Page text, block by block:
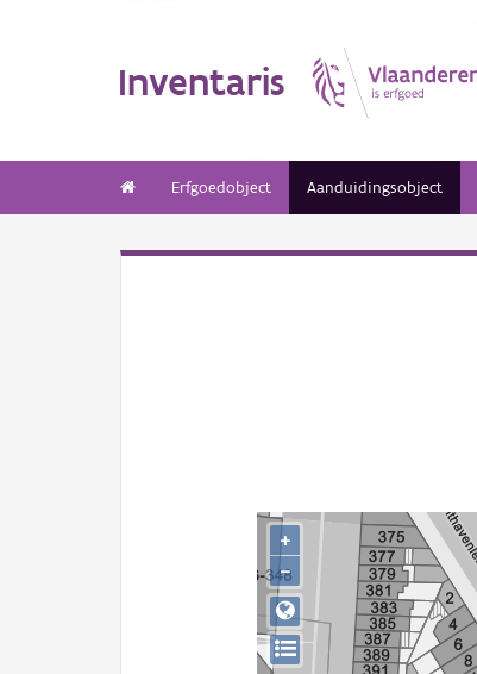
Inventaris
Erfgoedobject Aanduidingsobject
+
−